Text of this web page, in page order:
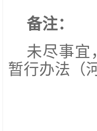
备注：
未尽事宜
暂行办法（